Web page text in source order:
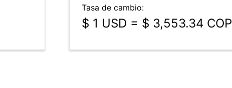
Tasa de cambio:
$ 1 USD = $ 3,553.34 COP